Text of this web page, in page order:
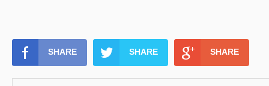
SHARE SHARE SHARE